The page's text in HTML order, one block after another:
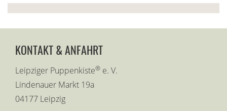
KONTAKT & ANFAHRT
Leipziger Puppenkiste® e. V.
Lindenauer Markt 19a
04177 Leipzig